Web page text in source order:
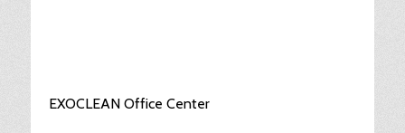
EXOCLEAN Office Center